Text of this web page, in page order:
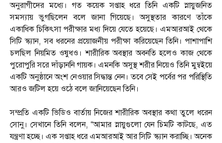
অনুরাগীদের মধ্যে। গত কয়েক সপ্তাহ ধরে তিনি একটি স্নায়ুজনিত
সমস্যায় ভুগছিলেন বলে জানা গিয়েছে। অসুস্থতার কারণে তাঁকে
একাধিক চিকিৎসা পরীক্ষার মধ্য দিয়ে যেতে হয়েছে। এমআরআই থেকে
সিটি স্ক্যান, সব ধরনের প্রয়োজনীয় পরীক্ষা করিয়েছেন তিনি। পাশাপাশি
চলছিল নিয়মিত ওষুধও। শারীরিক অবস্থার অবনতি হলেও কাজ থেকে
পুরোপুরি সরে দাঁড়াননি গায়ক। এমনকি অসুস্থ শরীর নিয়েও তিনি মুম্বইয়ে
একটি অনুষ্ঠানে অংশ নেওয়ার সিদ্ধান্ত নেন। তবে সেই পর্বের পর পরিস্থিতি
আরও জটিল হয়ে ওঠে বলে জানিয়েছেন তিনি।
সম্প্রতি একটি ভিডিও বার্তায় নিজের শারীরিক অবস্থার কথা তুলে ধরেন
সোনু। সেখানে তিনি বলেন, “আমার স্নায়ুগুলো যেন চিমটি কাটছে, এত
যন্ত্রণা হচ্ছে। এক সপ্তাহ ধরে এমআরআই আর সিটি স্ক্যান করাচ্ছি। অনেক